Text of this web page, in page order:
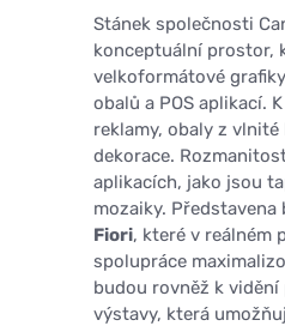
Stánek společnosti
konceptuální prostor,
velkoformátové
obalů a POS aplikací.
reklamy, obaly z
dekorace.
aplikacích, jako jsou
mozaiky.
Fiori, které v reálném
spolupráce
budou rovněž k
výstavy, která